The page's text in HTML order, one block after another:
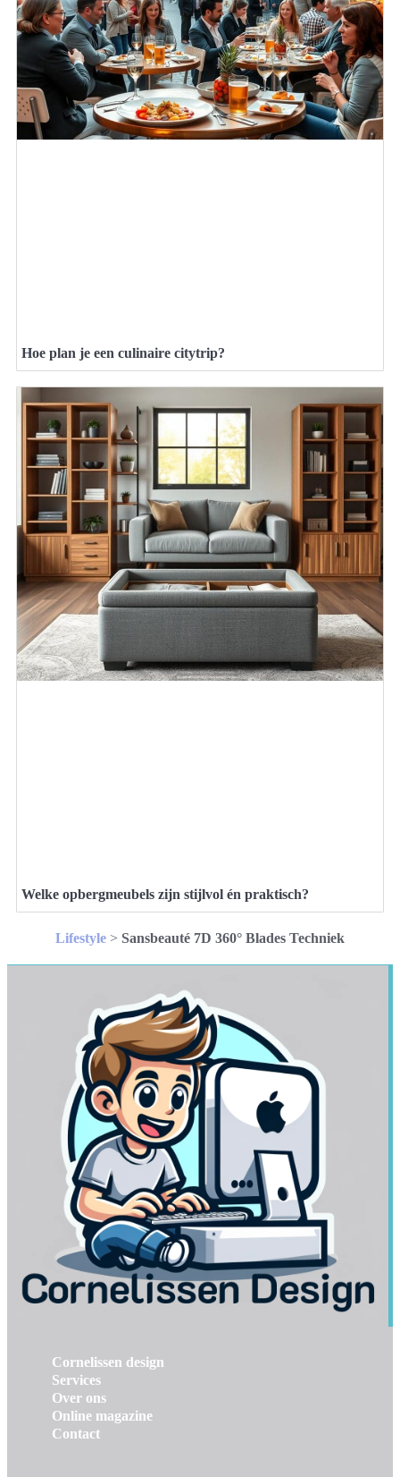
Hoe plan je een culinaire citytrip?
Welke opbergmeubels zijn stijlvol én praktisch?
Lifestyle > Sansbeauté 7D 360° Blades Techniek
Cornelissen design
Services
Over ons
Online magazine
Contact